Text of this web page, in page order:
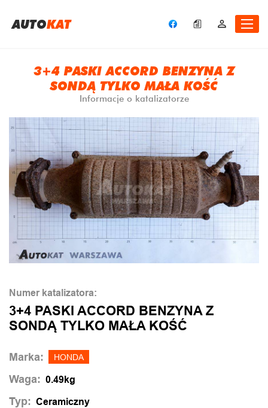
AUTOKAT
3+4 PASKI ACCORD BENZYNA Z
SONDĄ TYLKO MAŁA KOŚĆ
Informacje o katalizatorze
Numer katalizatora:
3+4 PASKI ACCORD BENZYNA Z
SONDĄ TYLKO MAŁA KOŚĆ
Marka: HONDA
Waga: 0.49kg
Typ: Ceramiczny